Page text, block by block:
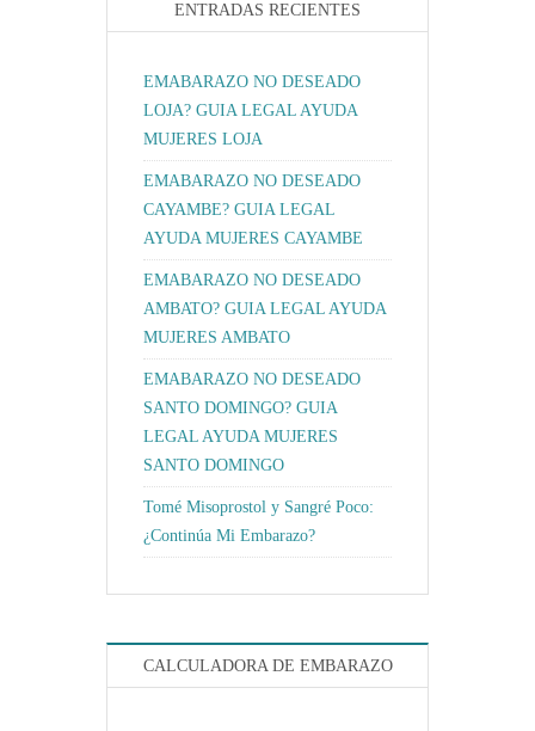
ENTRADAS RECIENTES
EMABARAZO NO DESEADO
LOJA? GUIA LEGAL AYUDA
MUJERES LOJA
EMABARAZO NO DESEADO
CAYAMBE? GUIA LEGAL
AYUDA MUJERES CAYAMBE
EMABARAZO NO DESEADO
AMBATO? GUIA LEGAL AYUDA
MUJERES AMBATO
EMABARAZO NO DESEADO
SANTO DOMINGO? GUIA
LEGAL AYUDA MUJERES
SANTO DOMINGO
Tomé Misoprostol y Sangré Poco:
¿Continúa Mi Embarazo?
CALCULADORA DE EMBARAZO